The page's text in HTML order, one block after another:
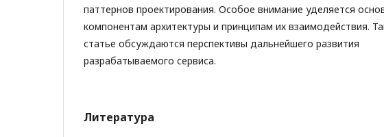
паттернов проектирования. Особое внимание уделяется
компонентам архитектуры и принципам их взаимодействия.
статье обсуждаются перспективы дальнейшего развития
разрабатываемого сервиса.
Литература